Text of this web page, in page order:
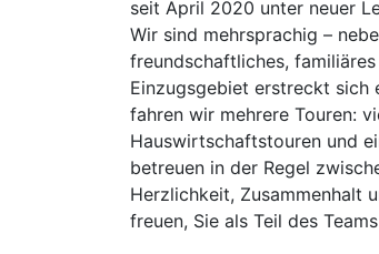
seit April 2020 unter neuer
Wir sind mehrsprachig –
freundschaftliches,
Einzugsgebiet erstreckt sich
fahren wir mehrere Touren:
Hauswirtschaftstouren und
betreuen in der Regel
Herzlichkeit, Zusammenhalt
freuen, Sie als Teil des